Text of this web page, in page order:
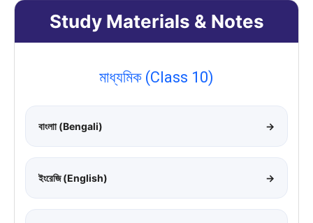
Study Materials & Notes
মাধ্যমিক (Class 10)
বাংলাা (Bengali) →
ইংরেজি (English) →